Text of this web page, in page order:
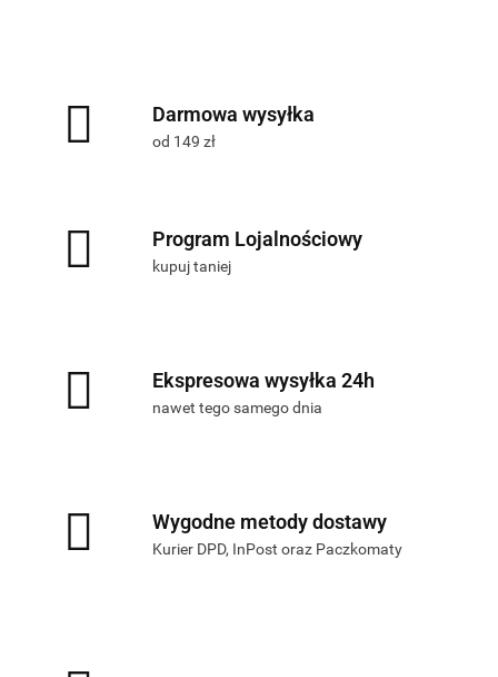
Darmowa wysyłka
od 149 zł
Program Lojalnościowy
kupuj taniej
Ekspresowa wysyłka 24h
nawet tego samego dnia
Wygodne metody dostawy
Kurier DPD, InPost oraz Paczkomaty